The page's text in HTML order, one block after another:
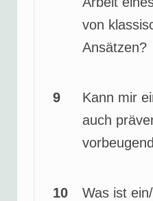
von
Ansätzen?
9
Kann mir
auch
10
Was ist